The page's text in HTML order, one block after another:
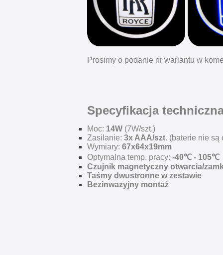
Prosimy o podanie nr wariantu w
Specyfikacja
Moc: 14W(7W/szt.)
Zasilanie: 3x AAA/szt. (baterie nie są
Wymiary: 67x64x19mm
Optymalna temp. pracy: -40℃ - 105℃
Czujnik magnetyczny otwarcia/
Taśmy dwustronne w zestawie
Bezinwazyjny montaż